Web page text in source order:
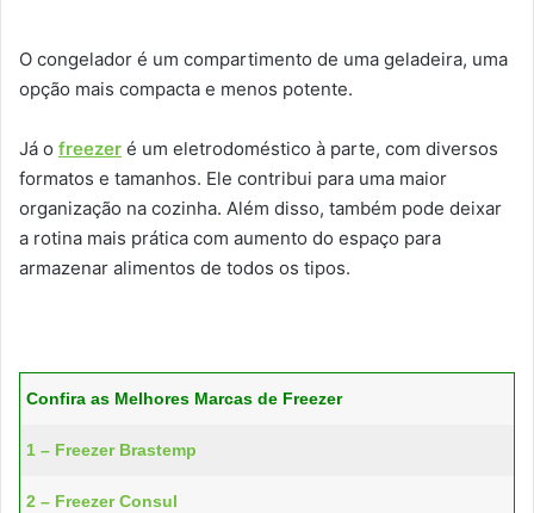
O congelador é um compartimento de uma geladeira, uma
opção mais compacta e menos potente.
Já o freezer é um eletrodoméstico à parte, com diversos
formatos e tamanhos. Ele contribui para uma maior
organização na cozinha. Além disso, também pode deixar
a rotina mais prática com aumento do espaço para
armazenar alimentos de todos os tipos.
Confira as Melhores Marcas de Freezer
1 – Freezer Brastemp
2 – Freezer Consul